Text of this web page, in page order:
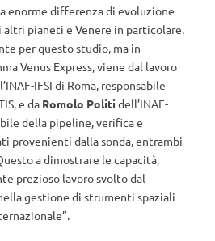
enorme differenza di evoluzione
pianeti e Venere in particolare.
per questo studio, ma in
Venus Express, viene dal lavoro
IFSI di Roma, responsabile
e da Romolo Politi dell’INAF-
della pipeline, verifica e
provenienti dalla sonda, entrambi
a dimostrare le capacità,
prezioso lavoro svolto dal
gestione di strumenti spaziali